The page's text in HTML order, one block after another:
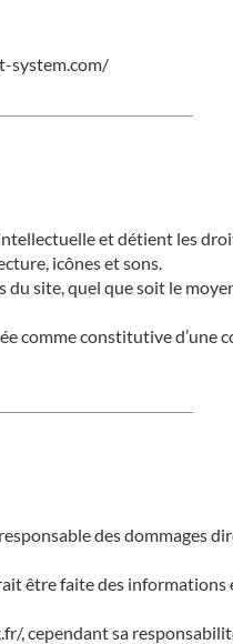
system.com/
et détient les
icônes et sons.
site, quel que soit le
comme constitutive d’une
des dommages
être faite des informations
, cependant sa